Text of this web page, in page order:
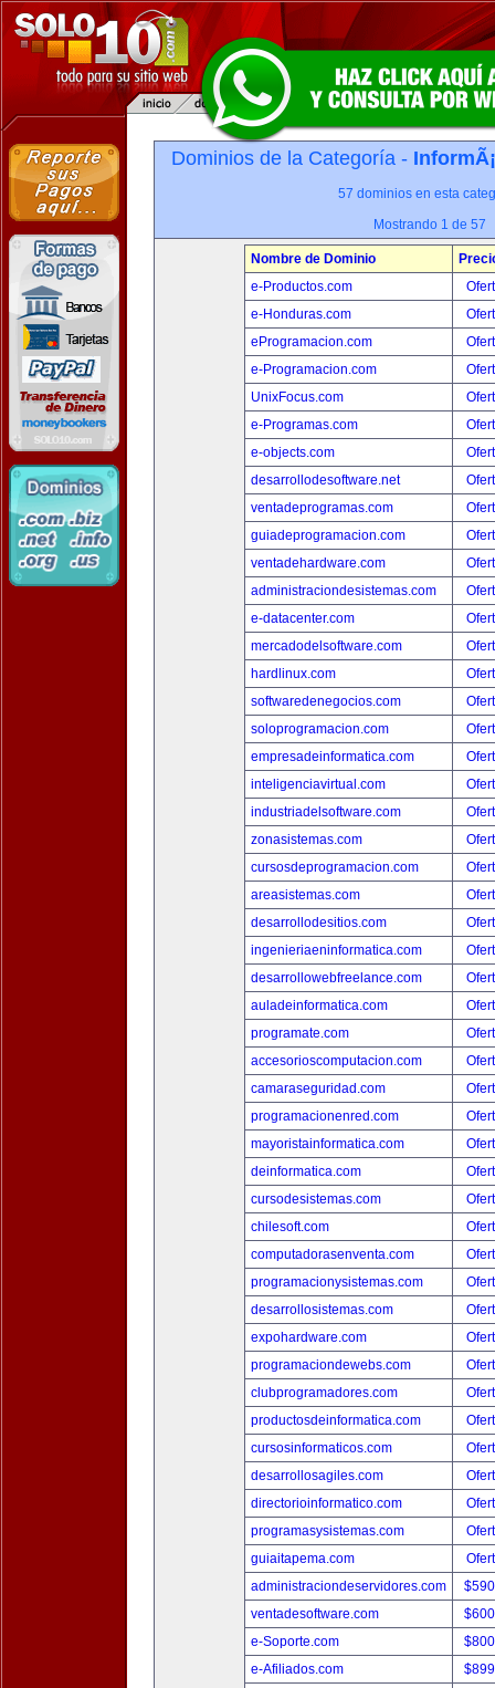
Dominios de la Categoría -
57 dominios en esta
Mostrando 1 de 57
Nombre de Dominio
e-Productos.com
e-Honduras.com
eProgramacion.com
e-Programacion.com
UnixFocus.com
e-Programas.com
e-objects.com
desarrollodesoftware.net
ventadeprogramas.com
guiadeprogramacion.com
ventadehardware.com
administraciondesistemas.com
e-datacenter.com
mercadodelsoftware.com
hardlinux.com
softwaredenegocios.com
soloprogramacion.com
empresadeinformatica.com
inteligenciavirtual.com
industriadelsoftware.com
zonasistemas.com
cursosdeprogramacion.com
areasistemas.com
desarrollodesitios.com
ingenieriaeninformatica.com
desarrollowebfreelance.com
auladeinformatica.com
programate.com
accesorioscomputacion.com
camaraseguridad.com
programacionenred.com
mayoristainformatica.com
deinformatica.com
cursodesistemas.com
chilesoft.com
computadorasenventa.com
programacionysistemas.com
desarrollosistemas.com
expohardware.com
programaciondewebs.com
clubprogramadores.com
productosdeinformatica.com
cursosinformaticos.com
desarrollosagiles.com
directorioinformatico.com
programasysistemas.com
guiaitapema.com
administraciondeservidores.com
ventadesoftware.com
e-Soporte.com
e-Afiliados.com